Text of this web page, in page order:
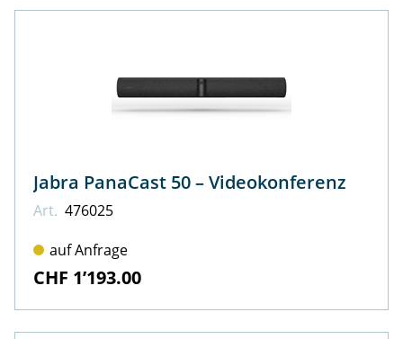
Jabra PanaCast 50 – Videokonferenz
Art. 476025
auf Anfrage
CHF 1’193.00